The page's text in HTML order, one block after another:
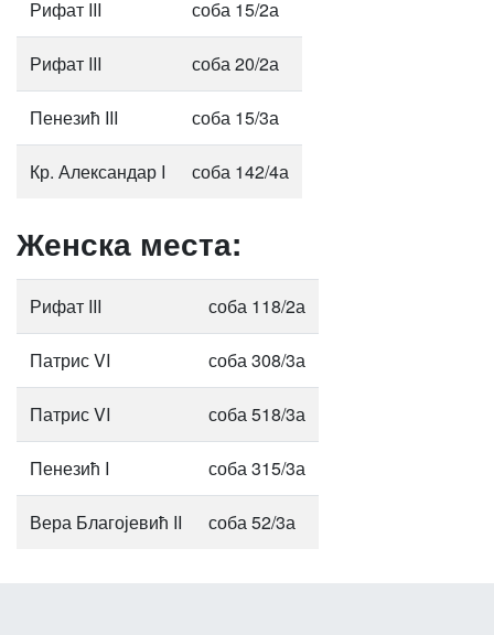
Рифат III соба 15/2а
Рифат III соба 20/2а
Пенезић III соба 15/3а
Кр. Александар I соба 142/4а
Женска места:
Рифат III соба 118/2а
Патрис VI соба 308/3а
Патрис VI соба 518/3а
Пенезић I соба 315/3а
Вера Благојевић II соба 52/3а